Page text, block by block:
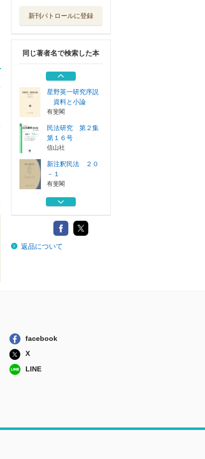
新刊パトロールに登録
同じ著者名で検索した本
民法講義 １
「第三の民法」、
その先へ 新・...
信山社
星野英一研究序説
資料と小論
有斐閣
民法研究 第２集
第１６号
信山社
新注釈民法 ２０
－１
有斐閣
民法講義 １
「第三の民法」、
その先へ 新・...
その先へ 新・...
返品について
facebook
X
LINE